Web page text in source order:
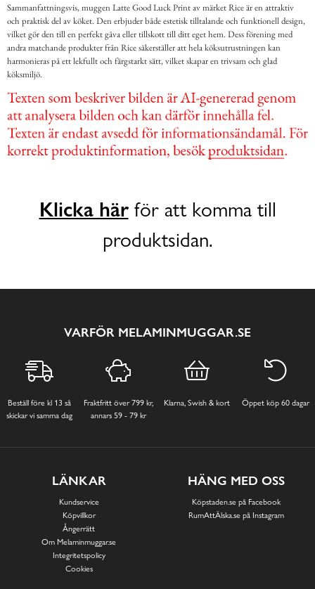
Sammanfattningsvis, muggen Latte Good Luck Print av märket Rice är en attraktiv
och praktisk del av köket. Den erbjuder både estetisk tilltalande och funktionell design,
vilket gör den till en perfekt gåva eller tillskott till ditt eget hem. Dess förening med
andra matchande produkter från Rice säkerställer att hela köksutrustningen kan
harmonieras på ett lekfullt och färgstarkt sätt, vilket skapar en trivsam och glad
köksmiljö.
Klicka härför att komma till
produktsidan.
VARFÖR MELAMINMUGGAR.SE
Beställ före kl 13 så
skickar vi samma dag
Fraktfritt över 799 kr,
annars 59 - 79 kr
Klarna, Swish & kort Öppet köp 60 dagar
LÄNKAR
Kundservice
Köpvillkor
Ångerrätt
Om Melaminmuggar.se
Integritetspolicy
Cookies
HÄNG MED OSS
Köpstaden.se på Facebook
RumAttÄlska.se på Instagram